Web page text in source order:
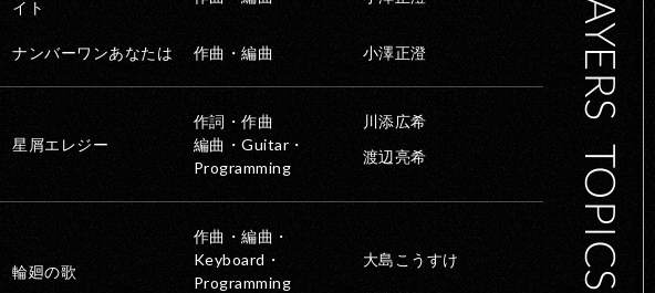
TOPICS
イト
ナンバーワンあなたは 作曲・編曲 小澤正澄
星屑エレジー
作詞・作曲
川添広希
編曲・Guitar・
Programming
渡辺亮希
輪廻の歌
作曲・編曲・
Keyboard・
Programming
大島こうすけ